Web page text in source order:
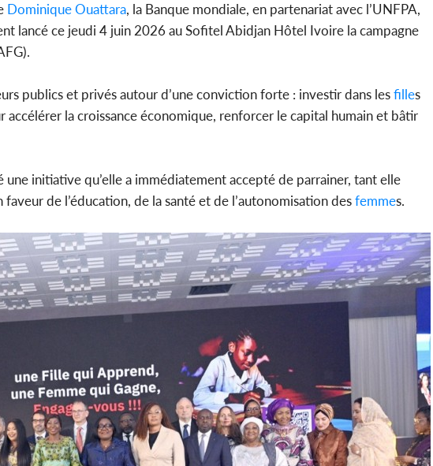
Dominique Ouattara, la Banque mondiale, en partenariat avec l’UNFPA,
lancé ce jeudi 4 juin 2026 au Sofitel Abidjan Hôtel Ivoire la campagne
publics et privés autour d’une conviction forte : investir dans lesfilles
accélérer la croissance économique, renforcer le capital humain et bâtir
initiative qu’elle a immédiatement accepté de parrainer, tant elle
de l’éducation, de la santé et de l’autonomisation desfemmes.